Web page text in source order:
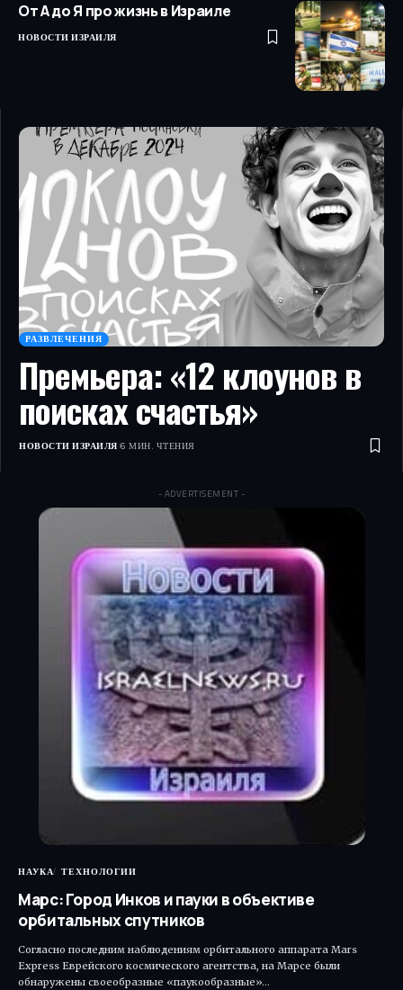
От А до Я про жизнь в Израиле
НОВОСТИ ИЗРАИЛЯ
РАЗВЛЕЧЕНИЯ
Премьера: «12 клоунов в
поисках счастья»
НОВОСТИ ИЗРАИЛЯ 6 МИН. ЧТЕНИЯ
- ADVERTISEMENT -
НАУКА ТЕХНОЛОГИИ
Марс: Город Инков и пауки в объективе
орбитальных спутников
Согласно последним наблюдениям орбитального аппарата Mars
Express Еврейского космического агентства, на Марсе были
обнаружены своеобразные «паукообразные»…